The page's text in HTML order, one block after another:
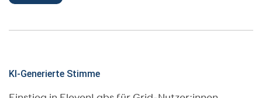
KI-Generierte Stimme